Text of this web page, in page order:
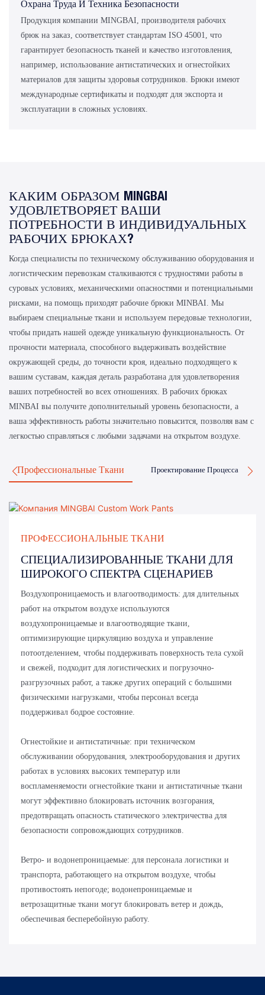
Охрана Труда И Техника Безопасности
Продукция компании MINGBAI, производителя рабочих
брюк на заказ, соответствует стандартам ISO 45001, что
гарантирует безопасность тканей и качество изготовления,
например, использование антистатических и огнестойких
материалов для защиты здоровья сотрудников. Брюки имеют
международные сертификаты и подходят для экспорта и
эксплуатации в сложных условиях.
КАКИМ ОБРАЗОМ MINGBAI
УДОВЛЕТВОРЯЕТ ВАШИ
ПОТРЕБНОСТИ В ИНДИВИДУАЛЬНЫХ
РАБОЧИХ БРЮКАХ?
Когда специалисты по техническому обслуживанию оборудования и
логистическим перевозкам сталкиваются с трудностями работы в
суровых условиях, механическими опасностями и потенциальными
рисками, на помощь приходят рабочие брюки MINBAI. Мы
выбираем специальные ткани и используем передовые технологии,
чтобы придать нашей одежде уникальную функциональность. От
прочности материала, способного выдерживать воздействие
окружающей среды, до точности кроя, идеально подходящего к
вашим суставам, каждая деталь разработана для удовлетворения
ваших потребностей во всех отношениях. В рабочих брюках
MINBAI вы получите дополнительный уровень безопасности, а
ваша эффективность работы значительно повысится, позволяя вам с
легкостью справляться с любыми задачами на открытом воздухе.
Профессиональные Ткани Проектирование Процесса
ПРОФЕССИОНАЛЬНЫЕ ТКАНИ
СПЕЦИАЛИЗИРОВАННЫЕ ТКАНИ ДЛЯ
ШИРОКОГО СПЕКТРА СЦЕНАРИЕВ
Воздухопроницаемость и влагоотводимость: для длительных
работ на открытом воздухе используются
воздухопроницаемые и влагоотводящие ткани,
оптимизирующие циркуляцию воздуха и управление
потоотделением, чтобы поддерживать поверхность тела сухой
и свежей, подходит для логистических и погрузочно-
разгрузочных работ, а также других операций с большими
физическими нагрузками, чтобы персонал всегда
поддерживал бодрое состояние.
Огнестойкие и антистатичные: при техническом
обслуживании оборудования, электрооборудования и других
работах в условиях высоких температур или
воспламеняемости огнестойкие ткани и антистатичные ткани
могут эффективно блокировать источник возгорания,
предотвращать опасность статического электричества для
безопасности сопровождающих сотрудников.
Ветро- и водонепроницаемые: для персонала логистики и
транспорта, работающего на открытом воздухе, чтобы
противостоять непогоде; водонепроницаемые и
ветрозащитные ткани могут блокировать ветер и дождь,
обеспечивая бесперебойную работу.